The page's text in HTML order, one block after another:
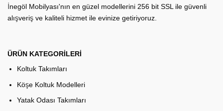
İnegöl Mobilyası'nın en güzel modellerini 256 bit SSL ile güvenli
alışveriş ve kaliteli hizmet ile evinize getiriyoruz.
ÜRÜN KATEGORİLERİ
Koltuk Takımları
Köşe Koltuk Modelleri
Yatak Odası Takımları